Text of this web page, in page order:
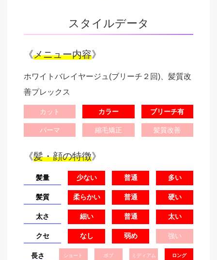
スタイルデータ
《メニュー内容》
ホワイトバレイヤージュ(ブリーチ２回)、髪質改
善プレックス
カット カラー ブリーチ有
パーマ 縮毛矯正 髪質改善
《髪・顔の特徴》
髪量 少ない 普通 多い
髪質 柔らかい 普通 硬い
太さ 細い 普通 太い
クセ なし 弱め 強い
長さ ショート ボブ ミディアム ロング